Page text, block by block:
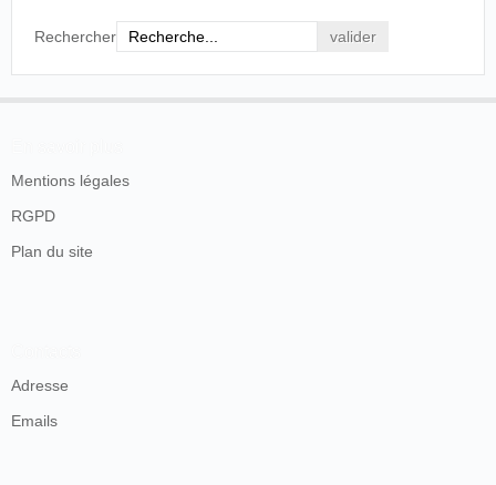
Rechercher
Mentions légales
RGPD
Plan du site
Adresse
Emails